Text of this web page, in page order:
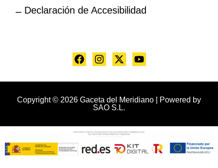
Declaración de Accesibilidad
Copyright © 2026 Gaceta del Meridiano | Powered by
SAO S.L.